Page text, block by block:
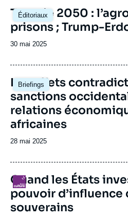
ou
émission
Éditoriaux
Image
principale
Turquie 2050 :
prisons ; Trump-
Date
publication
30 mai 2025
Briefings
Image
principale
Les effets
sanctions
relations
africaines
Date
publication
28 mai 2025
Logo
Quand les États
pouvoir d’influence
souverains